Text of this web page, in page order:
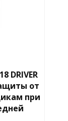
DRIVER
от
при